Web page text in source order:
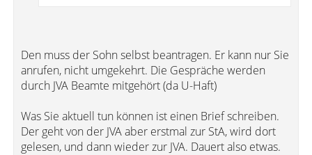
Den muss der Sohn selbst beantragen. Er kann nur Sie
anrufen, nicht umgekehrt. Die Gespräche werden
durch JVA Beamte mitgehört (da U-Haft)
Was Sie aktuell tun können ist einen Brief schreiben.
Der geht von der JVA aber erstmal zur StA, wird dort
gelesen, und dann wieder zur JVA. Dauert also etwas.